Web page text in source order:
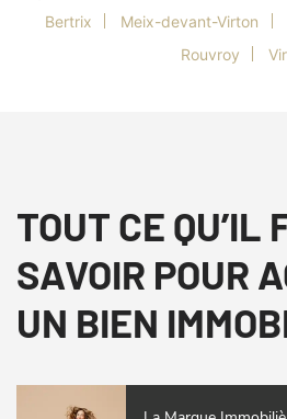
Bertrix
Meix-devant-Virton
Rouvroy
TOUT CE QU’IL
SAVOIR POUR
UN BIEN